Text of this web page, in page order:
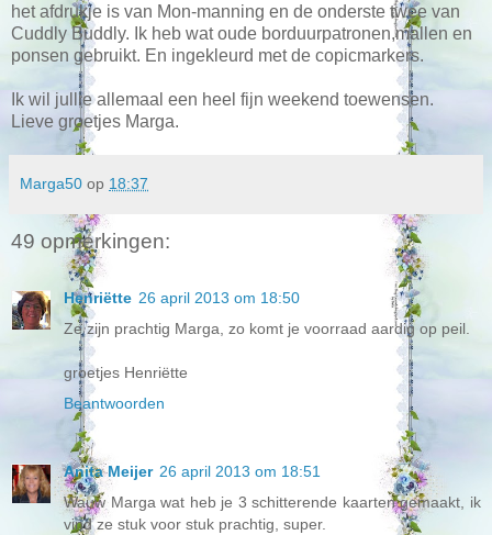
het afdrukje is van Mon-manning en de onderste twee van
Cuddly Buddly. Ik heb wat oude borduurpatronen,mallen en
ponsen gebruikt. En ingekleurd met de copicmarkers.
Ik wil jullie allemaal een heel fijn weekend toewensen.
Lieve groetjes Marga.
Marga50 op 18:37
49 opmerkingen:
Henriëtte 26 april 2013 om 18:50
Ze zijn prachtig Marga, zo komt je voorraad aardig op peil.
groetjes Henriëtte
Beantwoorden
Anita Meijer 26 april 2013 om 18:51
Wauw Marga wat heb je 3 schitterende kaarten gemaakt, ik
vind ze stuk voor stuk prachtig, super.